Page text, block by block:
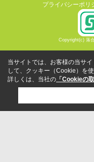
プライバシーポリ
Copyright(c) 落
当サイトでは、お客様の当サ
して、クッキー（Cookie）を使
詳しくは、当社の 「Cookieの